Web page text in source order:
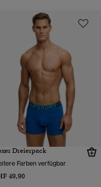
Dreierpack
Farben verfügbar
49,90